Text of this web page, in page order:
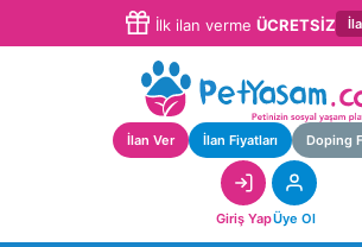
İlk ilan verme ÜCRETSİZ
İlan Ver İlan Fiyatları Doping
Giriş YapÜye Ol